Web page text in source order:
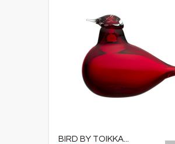
BIRD BY TOIKKA...